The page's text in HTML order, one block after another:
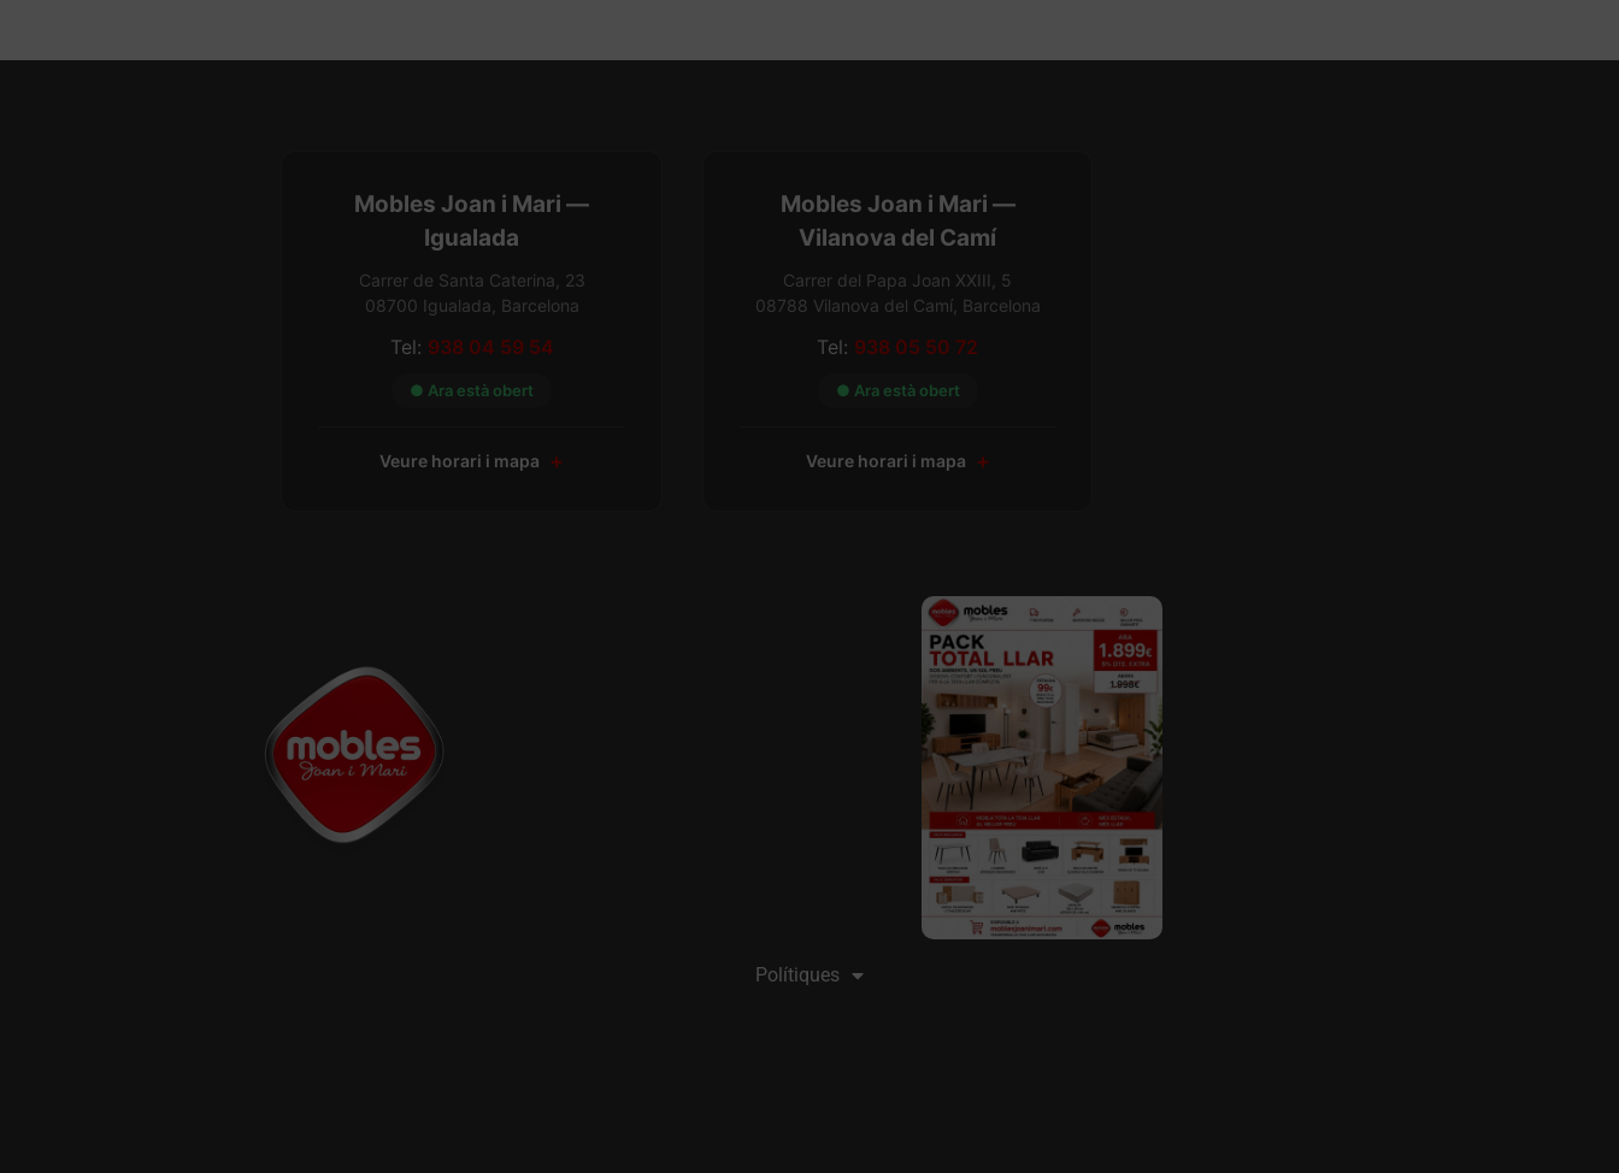
Mobles Joan i Mari —
Igualada
Carrer de Santa Caterina, 23
08700 Igualada, Barcelona
Tel: 938 04 59 54
● Ara està obert
Veure horari i mapa
Mobles Joan i Mari —
Vilanova del Camí
Carrer del Papa Joan XXIII, 5
08788 Vilanova del Camí, Barcelona
Tel: 938 05 50 72
● Ara està obert
Veure horari i mapa
Polítiques